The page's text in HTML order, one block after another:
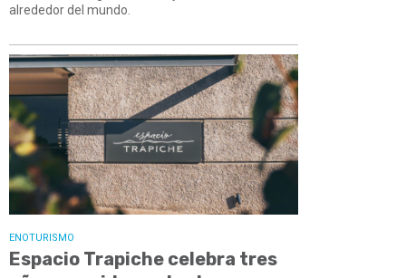
alrededor del mundo.
ENOTURISMO
Espacio Trapiche celebra tres